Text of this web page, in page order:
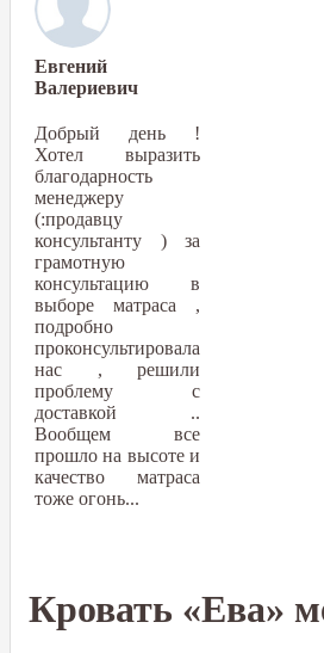
Евгений
Валериевич
Добрый день !
Хотел выразить
благодарность
менеджеру
(:продавцу
консультанту ) за
грамотную
консультацию в
выборе матраса ,
подробно
проконсультировала
нас , решили
проблему с
доставкой ..
Вообщем все
прошло на высоте и
качество матраса
тоже огонь...
Кровать «Ева»